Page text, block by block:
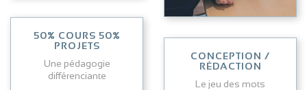
50% COURS 50%
PROJETS
Une pédagogie
différenciante
CONCEPTION /
RÉDACTION
Le jeu des mots